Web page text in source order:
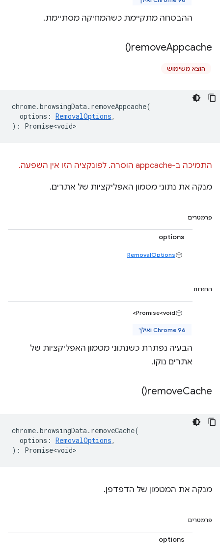
ההבטחה מתקיימת כשהמחיקה מסתיימת.
removeAppcache(
)
הוצא משימוש
chrome.browsingData. removeAppcache(
options : RemovalOptions,
) : Promise<void>
התמיכה ב-appcache הוסרה. לפונקציה הזו אין השפעה.
מנקה את נתוני מטמון האפליקציות של אתרים.
פרמטרים
options
RemovalOptions
החזרות
Promise<void>
Chrome 96 ואילך
הבעיה נפתרת כשנתוני מטמון האפליקציות של
אתרים נוקו.
removeCache(
)
chrome.browsingData. removeCache(
options : RemovalOptions,
) : Promise<void>
מנקה את המטמון של הדפדפן.
פרמטרים
options